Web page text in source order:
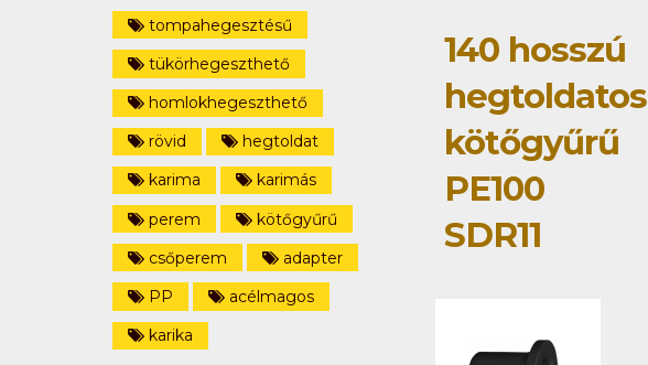
tompahegesztésű
tükörhegeszthető
homlokhegeszthető
rövid
hegtoldat
karima
karimás
perem
kötőgyűrű
csőperem
adapter
PP
acélmagos
karika
140 hosszú
hegtoldatos
kötőgyűrű
PE100
SDR11